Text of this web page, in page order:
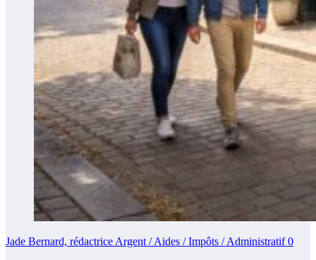
Jade Bernard, rédactrice Argent / Aides / Impôts / Administratif0